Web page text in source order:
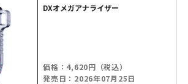
DXオメガアナライザー
価格：4,620円（税込）
発売日：2026年07月25日